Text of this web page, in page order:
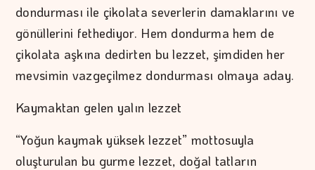
dondurması ile çikolata severlerin damaklarını ve
gönüllerini fethediyor. Hem dondurma hem de
çikolata aşkına dedirten bu lezzet, şimdiden her
mevsimin vazgeçilmez dondurması olmaya aday.
Kaymaktan gelen yalın lezzet
“Yoğun kaymak yüksek lezzet” mottosuyla
oluşturulan bu gurme lezzet, doğal tatların